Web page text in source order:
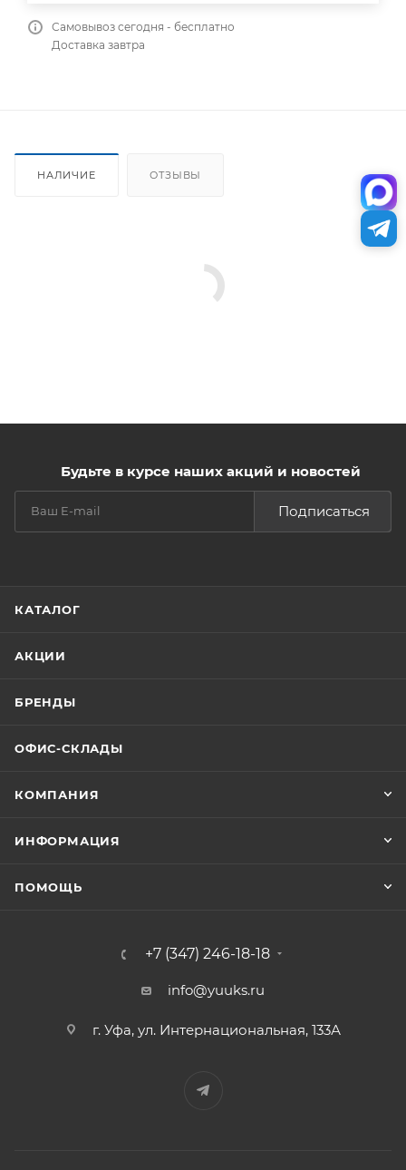
Самовывоз сегодня - бесплатно
Доставка завтра
НАЛИЧИЕ ОТЗЫВЫ
Будьте в курсе наших акций и новостей
Подписаться
КАТАЛОГ
АКЦИИ
БРЕНДЫ
ОФИС-СКЛАДЫ
КОМПАНИЯ
ИНФОРМАЦИЯ
ПОМОЩЬ
+7 (347) 246-18-18
info@yuuks.ru
г. Уфа, ул. Интернациональная, 133А